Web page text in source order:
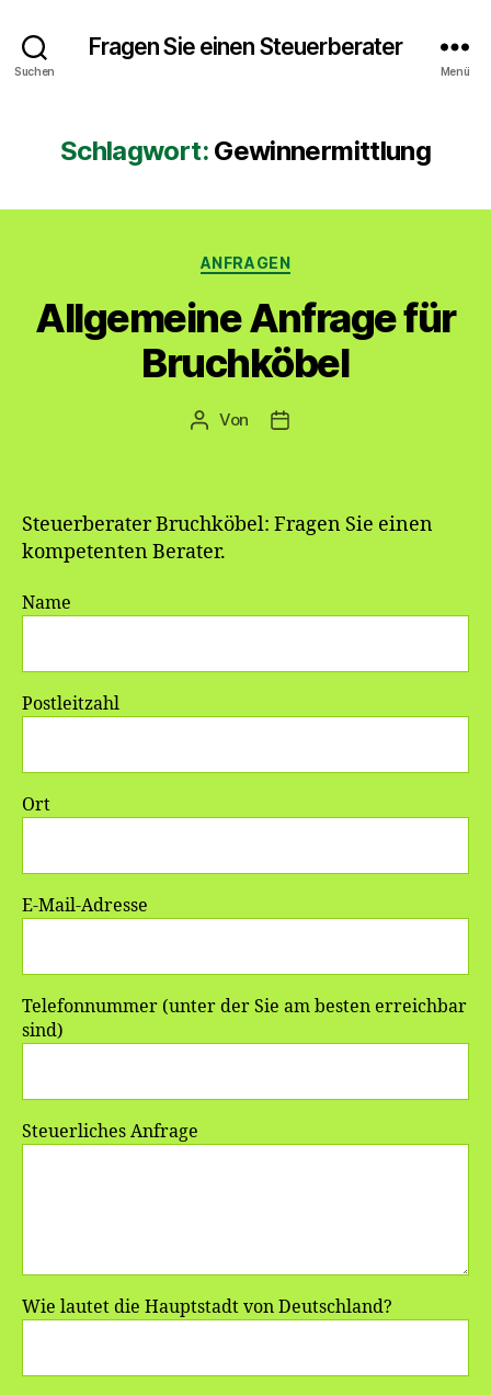
Suchen
Fragen Sie einen Steuerberater
Menü
Schlagwort: Gewinnermittlung
Kategorien
ANFRAGEN
Allgemeine Anfrage für
Bruchköbel
Beitragsautor
Von Veröffentlichungsdatum
Steuerberater Bruchköbel: Fragen Sie einen
kompetenten Berater.
Name
Postleitzahl
Ort
E-Mail-Adresse
Telefonnummer (unter der Sie am besten erreichbar
sind)
Steuerliches Anfrage
Wie lautet die Hauptstadt von Deutschland?